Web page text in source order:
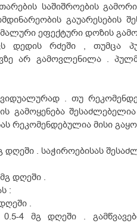
საშიშროების
გაუარესების
ეფექტური დოზის
დედის რძეში , თუმცა
არ გამოვლენილა .
. თუ
გამოყენება
რეკომენდებულია მისი
დღეში . საჭიროებისას
დღეში .
:
.
4 მგ დღეში .